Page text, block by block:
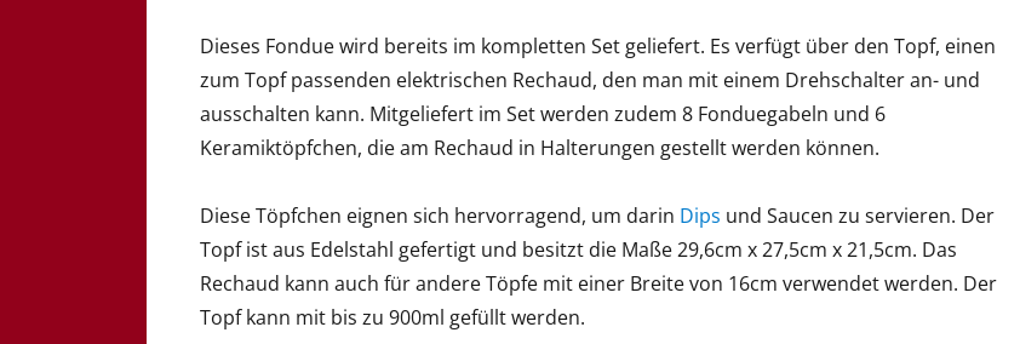
Dieses Fondue wird bereits im kompletten Set geliefert. Es verfügt über den Topf, einen
zum Topf passenden elektrischen Rechaud, den man mit einem Drehschalter an- und
ausschalten kann. Mitgeliefert im Set werden zudem 8 Fonduegabeln und 6
Keramiktöpfchen, die am Rechaud in Halterungen gestellt werden können.
Diese Töpfchen eignen sich hervorragend, um darin Dips und Saucen zu servieren. Der
Topf ist aus Edelstahl gefertigt und besitzt die Maße 29,6cm x 27,5cm x 21,5cm. Das
Rechaud kann auch für andere Töpfe mit einer Breite von 16cm verwendet werden. Der
Topf kann mit bis zu 900ml gefüllt werden.